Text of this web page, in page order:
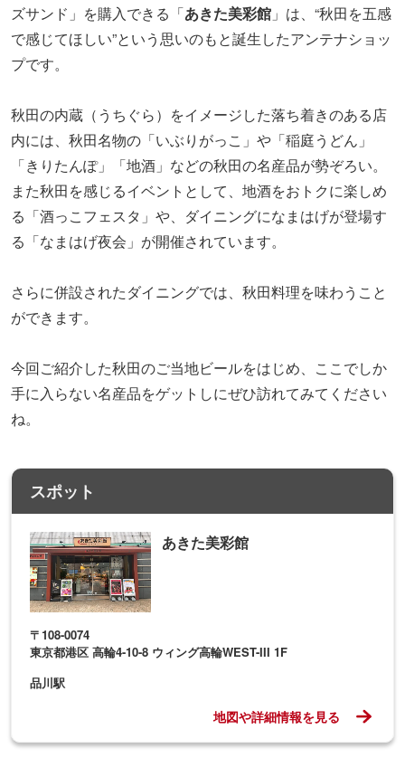
ズサンド」を購入できる「あきた美彩館 」は、“秋田を五感
で感じてほしい”という思いのもと誕生したアンテナショッ
プです。
秋田の内蔵（うちぐら）をイメージした落ち着きのある店
内には、秋田名物の「いぶりがっこ」や「稲庭うどん」
「きりたんぽ」「地酒」などの秋田の名産品が勢ぞろい。
また秋田を感じるイベントとして、地酒をおトクに楽しめ
る「酒っこフェスタ」や、ダイニングになまはげが登場す
る「なまはげ夜会」が開催されています。
さらに併設されたダイニングでは、秋田料理を味わうこと
ができます。
今回ご紹介した秋田のご当地ビールをはじめ、ここでしか
手に入らない名産品をゲットしにぜひ訪れてみてください
ね。
スポット
あきた美彩館
〒108-0074
東京都港区 高輪4-10-8 ウィング高輪WEST-III 1F
品川駅
地図や詳細情報を見る